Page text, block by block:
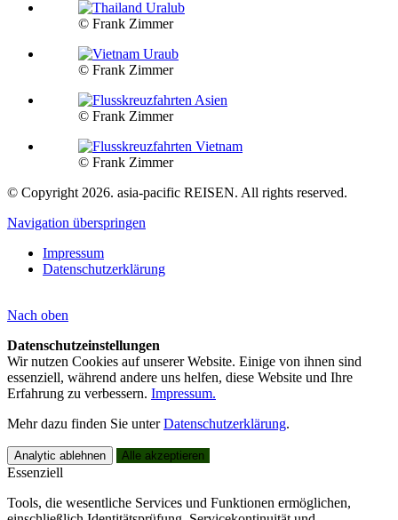
© Frank Zimmer
© Frank Zimmer
© Frank Zimmer
© Frank Zimmer
© Copyright 2026. asia-pacific REISEN. All rights reserved.
Navigation überspringen
Impressum
Datenschutzerklärung
Nach oben
Datenschutzeinstellungen
Wir nutzen Cookies auf unserer Website. Einige von ihnen sind
essenziell, während andere uns helfen, diese Website und Ihre
Erfahrung zu verbessern. Impressum.
Mehr dazu finden Sie unterDatenschutzerklärung.
Analytic ablehnen Alle akzeptieren
Essenziell
Tools, die wesentliche Services und Funktionen ermöglichen,